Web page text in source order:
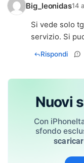
Big_leonidas14
Si vede solo
servizio. Si
Rispondi
Nuovi
Con
sfondo